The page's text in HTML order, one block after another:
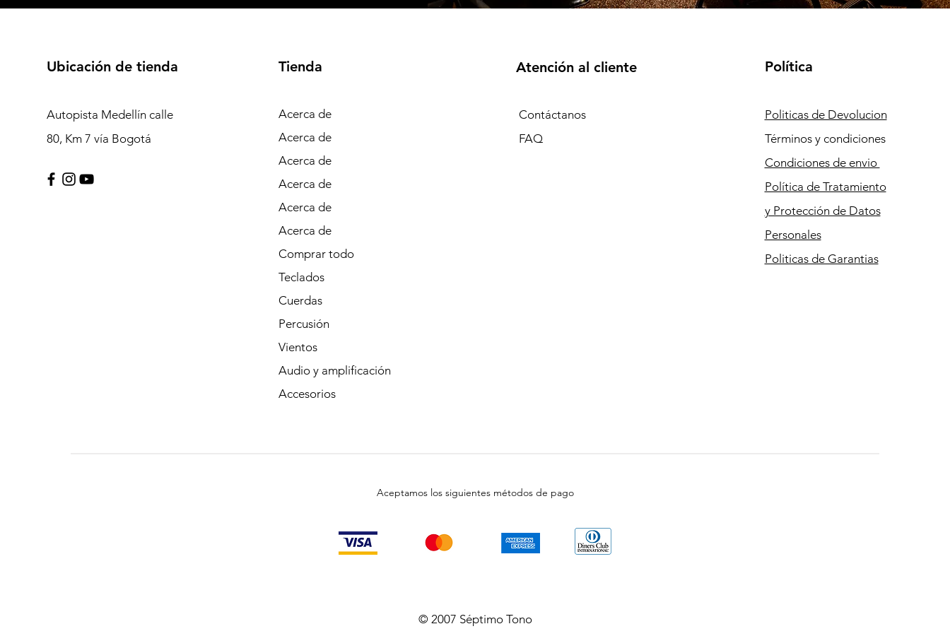
Ubicación de tienda
Autopista Medellín calle
80, Km 7 vía Bogotá
Tienda
Acerca de
Acerca de
Acerca de
Acerca de
Acerca de
Acerca de
Comprar todo
Teclados
Cuerdas
Percusión
Vientos
Audio y amplificación
Accesorios
Atención al cliente
Contáctanos
FAQ
Política
Politicas de Devolucion
Términos y condiciones
Condicionesde envio
Política de Tratamiento
y Protección de Datos
Personales
Politicas de Garantias
Aceptamos los siguientes métodos de pago
© 2007 Séptimo Tono